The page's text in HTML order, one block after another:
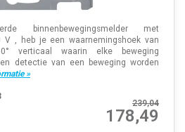
binnenbewegingsmelder met
V , heb je een waarnemingshoek van
verticaal waarin elke beweging
detectie van een beweging worden
»
239,04
178,49